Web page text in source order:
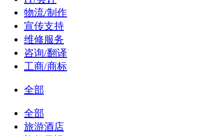
物流/制作
宣传支持
维修服务
咨询/翻译
工商/商标
全部
全部
旅游酒店